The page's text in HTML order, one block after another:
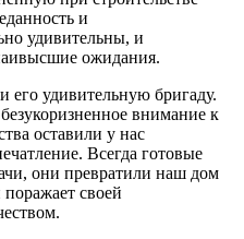
и
удивительны, и
ожидания.
его удивительную бригаду.
внимание к
оставили у нас
Всегда готовые
они превратили наш дом
своей